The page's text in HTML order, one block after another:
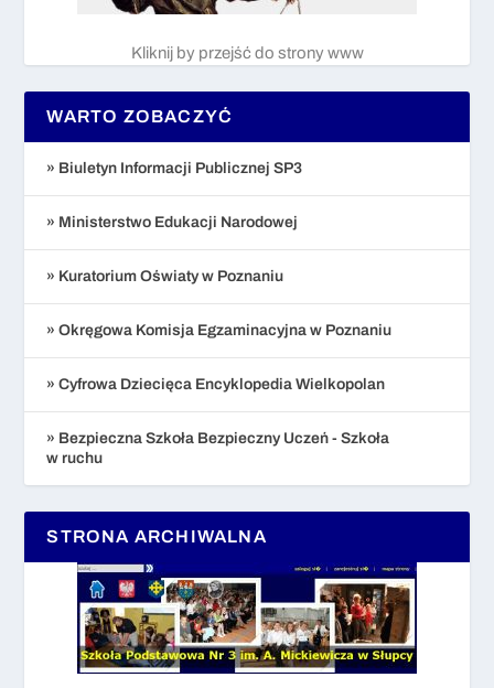
Kliknij by przejść do strony www
WARTO ZOBACZYĆ
» Biuletyn Informacji Publicznej SP3
» Ministerstwo Edukacji Narodowej
» Kuratorium Oświaty w Poznaniu
» Okręgowa Komisja Egzaminacyjna w Poznaniu
» Cyfrowa Dziecięca Encyklopedia Wielkopolan
» Bezpieczna Szkoła Bezpieczny Uczeń - Szkoła
w ruchu
STRONA ARCHIWALNA